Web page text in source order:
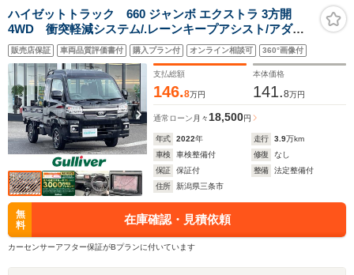
ハイゼットトラック 660 ジャンボ エクストラ 3方開
4WD 衝突軽減システム/.レーンキープアシスト/アダプ
ティブドライビングビーム/誤発進抑制制御機能/社外7イ
ンチメモリーナビ/荷台作業灯/荷台ゴムマット/LEDヘッド
ライト/オートライト/フォグランプ
販売店保証 車両品質評価書付 購入プラン付 オンライン相談可 360°画像付
支払総額
146.8万円
本体価格
141.8万円
通常ローン 月々 18,500円
年式 2022年 走行 3.9万km
車検
車検整備付 修復
なし
保証
保証付 整備
法定整備付
住所
新潟県三条市
無
料
在庫確認・見積依頼
カーセンサーアフター保証がBプランに付いています